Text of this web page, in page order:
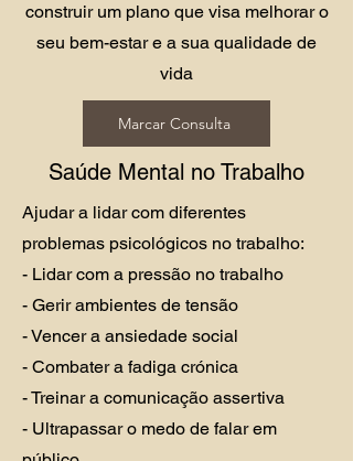
construir um plano que visa melhorar o
seu bem-estar e a sua qualidade de
vida
Marcar Consulta
Saúde Mental no Trabalho
Ajudar a lidar com diferentes
problemas psicológicos no trabalho:
- Lidar com a pressão no trabalho
- Gerir ambientes de tensão
- Vencer a ansiedade social
- Combater a fadiga crónica
- Treinar a comunicação assertiva
- Ultrapassar o medo de falar em